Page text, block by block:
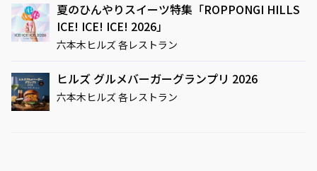
夏のひんやりスイーツ特集「ROPPONGI HILLS
ICE! ICE! ICE! 2026」
六本木ヒルズ 各レストラン
ヒルズ グルメバーガーグランプリ 2026
六本木ヒルズ 各レストラン